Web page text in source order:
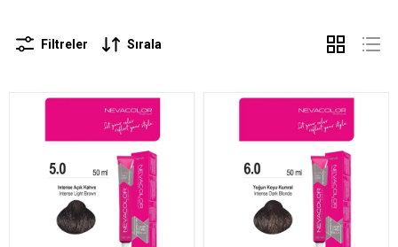
Filtreler Sırala